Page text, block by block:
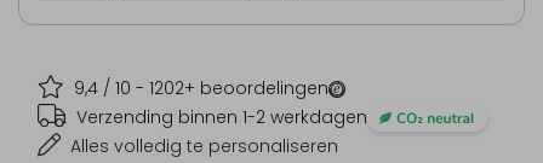
9,4 / 10 - 1202+ beoordelingen
Verzending binnen 1-2 werkdagen
Alles volledig te personaliseren